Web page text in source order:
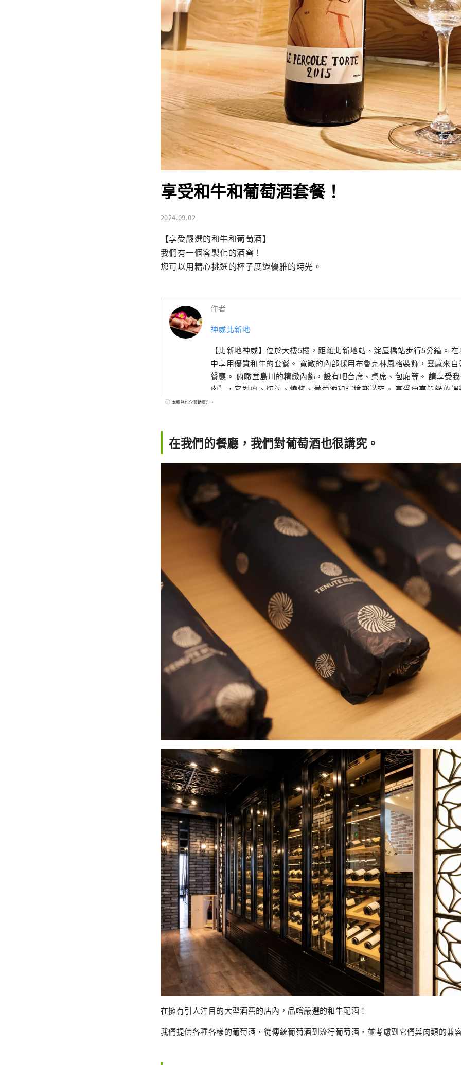
享受和牛和葡萄酒套餐！
2024.09.02
【享受嚴選的和牛和葡萄酒】
我們有一個客製化的酒窖！
您可以用精心挑選的杯子度過優雅的時光。
作者
神威北新地
【北新地神威】位於大樓5樓，距離北新地站、淀屋橋站步行5分鐘。
中享用優質和牛的套餐。 寬敞的內部採用布魯克林風格裝飾，靈感來自曼哈頓的高級烤肉
餐廳。 俯瞰堂島川的精緻內飾，設有吧台席、桌席、包廂等。 請享受我們獨特的“烤
肉”，它對肉、切法、燒烤、葡萄酒和環境都講究。 享受更高等級的
光。 我們的商店配備了客製化的酒窖。 店內的裝潢十分引人注目，其寬敞的酒窖。與葡
本服務包含贊助廣告。
在我們的餐廳，我們對葡萄酒也很講究。
在擁有引人注目的大型酒窖的店內，品嚐嚴選的和牛配酒！
我們提供各種各樣的葡萄酒，從傳統葡萄酒到流行葡萄酒，並考慮到它們與肉類的兼